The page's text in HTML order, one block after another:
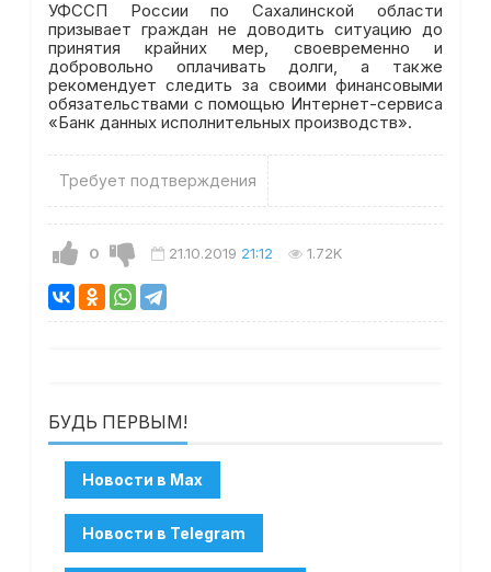
УФССП России по Сахалинской области
призывает граждан не доводить ситуацию до
принятия крайних мер, своевременно и
добровольно оплачивать долги, а также
рекомендует следить за своими финансовыми
обязательствами с помощью Интернет-сервиса
«Банк данных исполнительных производств».
Требует подтверждения
0 21.10.2019 21:12 1.72K
БУДЬ ПЕРВЫМ!